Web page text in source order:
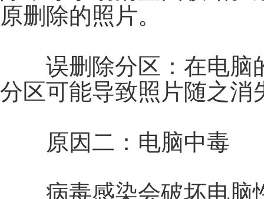
原删除的照片。
误删除分区：在电脑
分区可能导致照片随之消
原因二：电脑中毒
病毒感染会破坏电脑